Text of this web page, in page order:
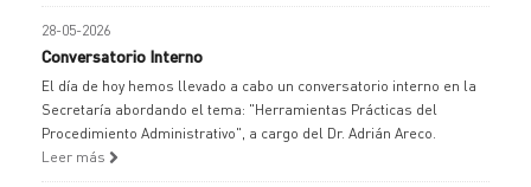
28-05-2026
Conversatorio Interno
El día de hoy hemos llevado a cabo un conversatorio interno en la
Secretaría abordando el tema: "Herramientas Prácticas del
Procedimiento Administrativo", a cargo del Dr. Adrián Areco.
Leer más